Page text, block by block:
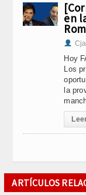
en
Hoy
Los
la
ARTÍCULOS